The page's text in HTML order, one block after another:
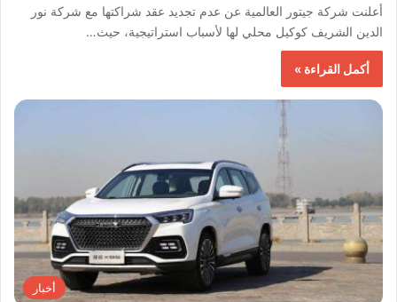
أعلنت شركة جيتور العالمية عن عدم تجديد عقد شراكتها مع شركة نور
الدين الشريف كوكيل محلي لها لأسباب استراتيجية، حيث…
أكمل القراءة »
أخبار